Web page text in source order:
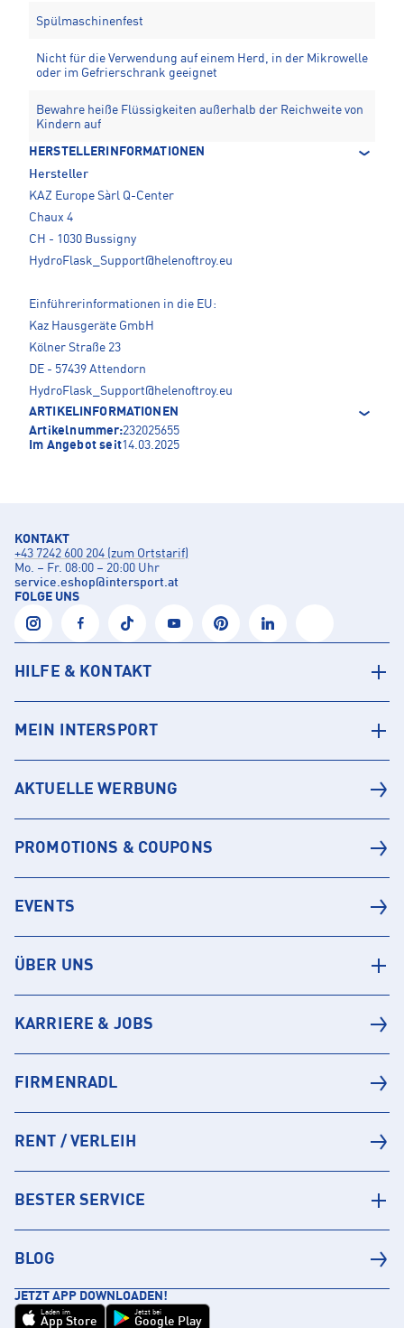
Spülmaschinenfest
Nicht für die Verwendung auf einem Herd, in der Mikrowelle
oder im Gefrierschrank geeignet
Bewahre heiße Flüssigkeiten außerhalb der Reichweite von
Kindern auf
HERSTELLERINFORMATIONEN
Hersteller
KAZ Europe Sàrl Q-Center
Chaux 4
CH - 1030 Bussigny
HydroFlask_Support@helenoftroy.eu
Einführerinformationen in die EU:
Kaz Hausgeräte GmbH
Kölner Straße 23
DE - 57439 Attendorn
HydroFlask_Support@helenoftroy.eu
ARTIKELINFORMATIONEN
Artikelnummer:232025655
Im Angebot seit14.03.2025
KONTAKT
+43 7242 600 204 (zum Ortstarif)
Mo. – Fr. 08:00 – 20:00 Uhr
service.eshop@intersport.at
FOLGE UNS
HILFE & KONTAKT
MEIN INTERSPORT
AKTUELLE WERBUNG
PROMOTIONS & COUPONS
EVENTS
ÜBER UNS
KARRIERE & JOBS
FIRMENRADL
RENT / VERLEIH
BESTER SERVICE
BLOG
JETZT APP DOWNLOADEN!
Laden im
App Store
Jetzt bei
Google Play